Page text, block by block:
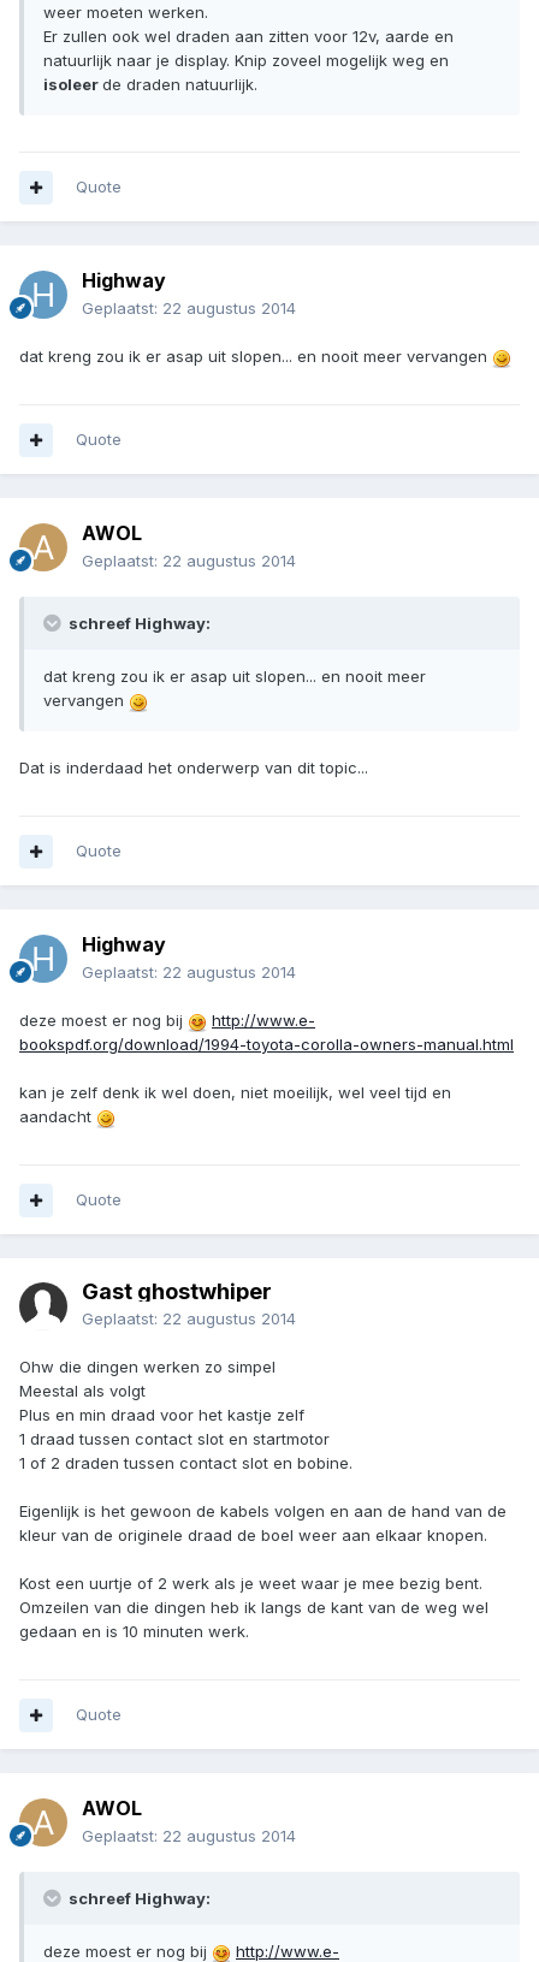
weer moeten werken.
Er zullen ook wel draden aan zitten voor 12v, aarde en
natuurlijk naar je display. Knip zoveel mogelijk weg en
isoleerde draden natuurlijk.
Quote
Highway
Geplaatst: 22 augustus 2014
dat kreng zou ik er asap uit slopen... en nooit meer vervangen
Quote
AWOL
Geplaatst: 22 augustus 2014
schreef Highway:
dat kreng zou ik er asap uit slopen... en nooit meer
vervangen
Dat is inderdaad het onderwerp van dit topic...
Quote
Highway
Geplaatst: 22 augustus 2014
deze moest er nog bij
http://www.e-
bookspdf.org/download/1994-toyota-corolla-owners-manual.html
kan je zelf denk ik wel doen, niet moeilijk, wel veel tijd en
aandacht
Quote
Gast ghostwhiper
Geplaatst: 22 augustus 2014
Ohw die dingen werken zo simpel
Meestal als volgt
Plus en min draad voor het kastje zelf
1 draad tussen contact slot en startmotor
1 of 2 draden tussen contact slot en bobine.
Eigenlijk is het gewoon de kabels volgen en aan de hand van de
kleur van de originele draad de boel weer aan elkaar knopen.
Kost een uurtje of 2 werk als je weet waar je mee bezig bent.
Omzeilen van die dingen heb ik langs de kant van de weg wel
gedaan en is 10 minuten werk.
Quote
AWOL
Geplaatst: 22 augustus 2014
schreef Highway:
deze moest er nog bij http://www.e-